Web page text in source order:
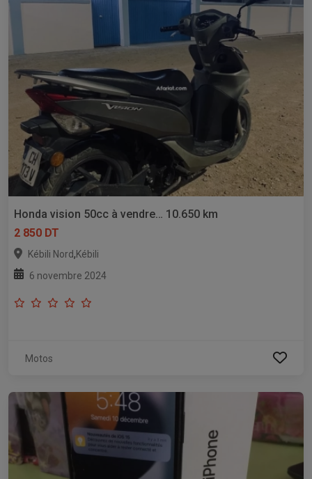
Honda vision 50cc à vendre… 10.650 km
2 850 DT
Kébili Nord,Kébili
6 novembre 2024
Motos